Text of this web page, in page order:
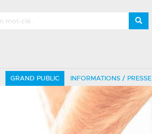
GRAND PUBLIC INFORMATIONS / PRESSE